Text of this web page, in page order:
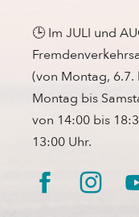
🕒 Im JULI und
(von Montag, 6.7.
Montag bis
von 14:00 bis
13:00 Uhr.